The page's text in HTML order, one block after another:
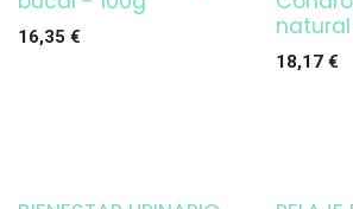
16,35 €
18,17€